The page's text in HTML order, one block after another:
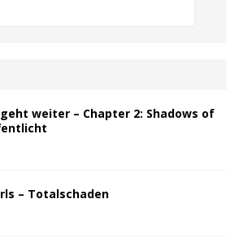
weiter – Chapter 2: Shadows of
– Totalschaden